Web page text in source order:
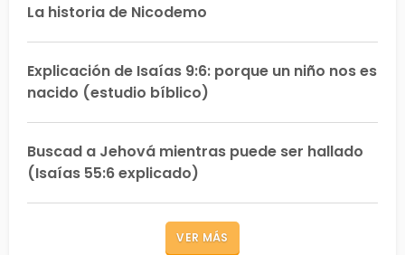
La historia de Nicodemo
Explicación de Isaías 9:6: porque un niño nos es
nacido (estudio bíblico)
Buscad a Jehová mientras puede ser hallado
(Isaías 55:6 explicado)
VER MÁS